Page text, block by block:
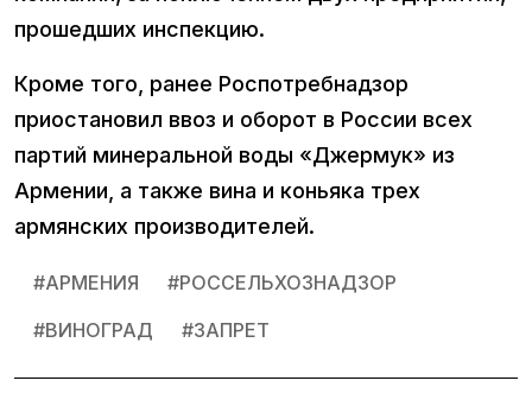
прошедших инспекцию.
Кроме того, ранее Роспотребнадзор
приостановил ввоз и оборот в России всех
партий минеральной воды «Джермук» из
Армении, а также вина и коньяка трех
армянских производителей.
#АРМЕНИЯ #РОССЕЛЬХОЗНАДЗОР
#ВИНОГРАД #ЗАПРЕТ